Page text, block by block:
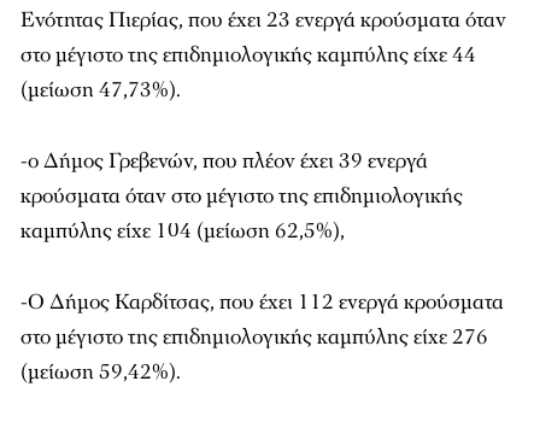
Ενότητας Πιερίας, που έχει 23 ενεργά κρούσματα όταν
στο μέγιστο της επιδημιολογικής καμπύλης είχε 44
(μείωση 47,73%).
-ο Δήμος Γρεβενών, που πλέον έχει 39 ενεργά
κρούσματα όταν στο μέγιστο της επιδημιολογικής
καμπύλης είχε 104 (μείωση 62,5%),
-Ο Δήμος Καρδίτσας, που έχει 112 ενεργά κρούσματα
στο μέγιστο της επιδημιολογικής καμπύλης είχε 276
(μείωση 59,42%).